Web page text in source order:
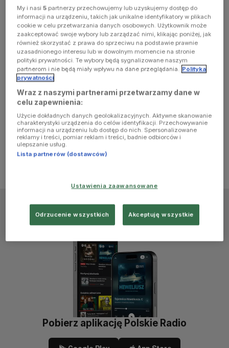
occurred
(see the
browser
console for
more
information)
Pobierz aplikację Polskie Radio
My i nasi5 partnerzy przechowujemy lub uzyskujemy dostęp do
informacji na urządzeniu, takich jak unikalne identyfikatory w plikach
cookie w celu przetwarzania danych osobowych. Użytkownik może
zaakceptować swoje wybory lub zarządzać nimi, klikając poniżej, jak
również skorzystać z prawa do sprzeciwu na podstawie prawnie
uzasadnionego interesu lub w dowolnym momencie na stronie
polityki prywatności. Te wybory będą sygnalizowane naszym
partnerom i nie będą miały wpływu na dane przeglądania. Polityka
prywatności
Wraz z naszymi partnerami przetwarzamy dane w
celu zapewnienia:
Użycie dokładnych danych geolokalizacyjnych. Aktywne skanowanie
charakterystyki urządzenia do celów identyfikacji. Przechowywanie
informacji na urządzeniu lub dostęp do nich. Spersonalizowane
reklamy i treści, pomiar reklam i treści, badnie odbiorców i
ulepszanie usług.
Lista partnerów (dostawców)
Ustawienia zaawansowane
Odrzucenie wszystkich Akceptuję wszystkie